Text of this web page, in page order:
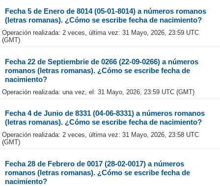
Fecha 5 de Enero de 8014 (05-01-8014) a números romanos
(letras romanas). ¿Cómo se escribe fecha de nacimiento?
Operación realizada: 2 veces, última vez: 31 Mayo, 2026, 23:59 UTC
(GMT)
Fecha 22 de Septiembrie de 0266 (22-09-0266) a números
romanos (letras romanas). ¿Cómo se escribe fecha de
nacimiento?
Operación realizada: una vez, el: 31 Mayo, 2026, 23:59 UTC (GMT)
Fecha 4 de Junio de 8331 (04-06-8331) a números romanos
(letras romanas). ¿Cómo se escribe fecha de nacimiento?
Operación realizada: 2 veces, última vez: 31 Mayo, 2026, 23:58 UTC
(GMT)
Fecha 28 de Febrero de 0017 (28-02-0017) a números
romanos (letras romanas). ¿Cómo se escribe fecha de
nacimiento?